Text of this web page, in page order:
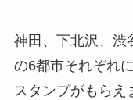
神田、下北沢、渋
の6都市それぞれ
スタンプがもらえ